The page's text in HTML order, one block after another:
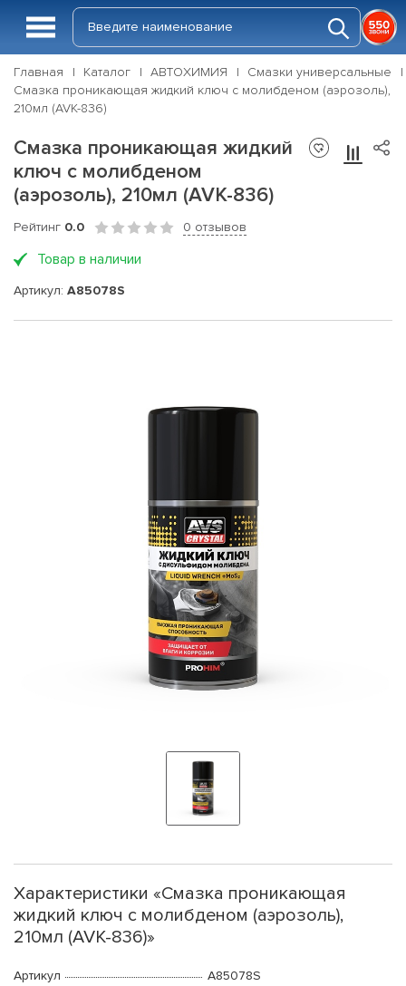
Главная Каталог АВТОХИМИЯ
Смазки универсальные
Смазка проникающая жидкий ключ с молибденом (аэрозоль),
210мл (AVK-836)
Смазка проникающая жидкий
ключ с молибденом
(аэрозоль), 210мл (AVK-836)
Рейтинг 0.0 0 отзывов
Товар в наличии
Артикул: A85078S
Характеристики «Смазка проникающая
жидкий ключ с молибденом (аэрозоль),
210мл (AVK-836)»
Артикул
A85078S